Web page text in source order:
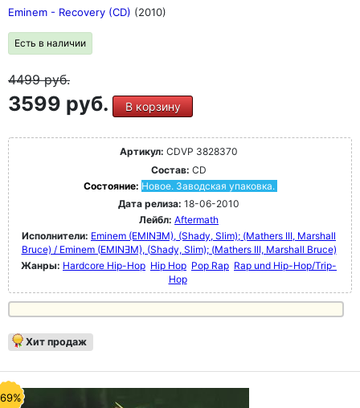
Eminem - Recovery (CD) (2010)
Есть в наличии
4499руб.
3599 руб. В корзину
Артикул: CDVP 3828370
Состав: CD
Состояние: Новое. Заводская упаковка.
Дата релиза: 18-06-2010
Лейбл: Aftermath
Исполнители: Eminem (EMINƎM), (Shady, Slim); (Mathers III, Marshall
Bruce) / Eminem (EMINƎM), (Shady, Slim); (Mathers III, Marshall Bruce)
Жанры: Hardcore Hip-Hop Hip Hop Pop Rap Rap und Hip-Hop/Trip-
Hop
Хит продаж